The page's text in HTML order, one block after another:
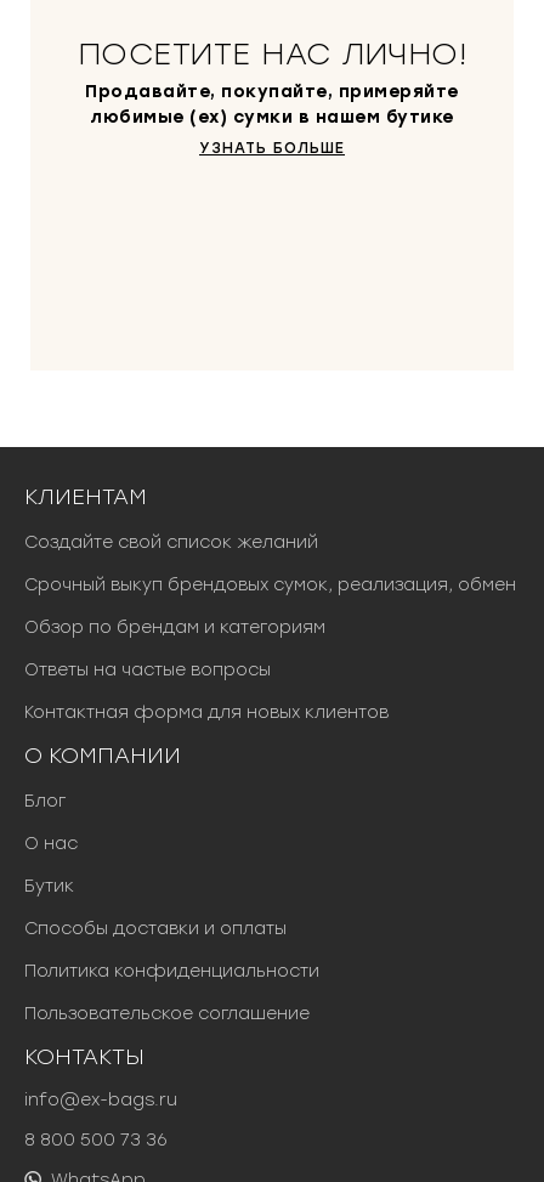
ПОСЕТИТЕ НАС ЛИЧНО!
Продавайте, покупайте, примеряйте
любимые (ex) сумки в нашем бутике
УЗНАТЬ БОЛЬШЕ
КЛИЕНТАМ
Создайте свой список желаний
Срочный выкуп брендовых сумок, реализация, обмен
Обзор по брендам и категориям
Ответы на частые вопросы
Контактная форма для новых клиентов
О КОМПАНИИ
Блог
О нас
Бутик
Способы доставки и оплаты
Политика конфиденциальности
Пользовательское соглашение
КОНТАКТЫ
info@ex-bags.ru
8 800 500 73 36